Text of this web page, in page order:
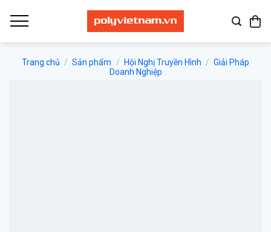
qua
Trang chủ / Sản phẩm / Hội Nghị Truyền Hình / Giải Pháp
Doanh Nghiệp